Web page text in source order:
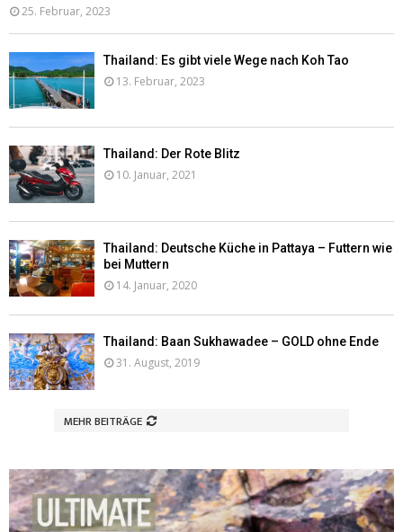
25. Februar, 2023
Thailand: Es gibt viele Wege nach Koh Tao
13. Februar, 2023
Thailand: Der Rote Blitz
10. Januar, 2021
Thailand: Deutsche Küche in Pattaya – Futtern wie
bei Muttern
14. Januar, 2020
Thailand: Baan Sukhawadee – GOLD ohne Ende
31. August, 2019
MEHR BEITRÄGE